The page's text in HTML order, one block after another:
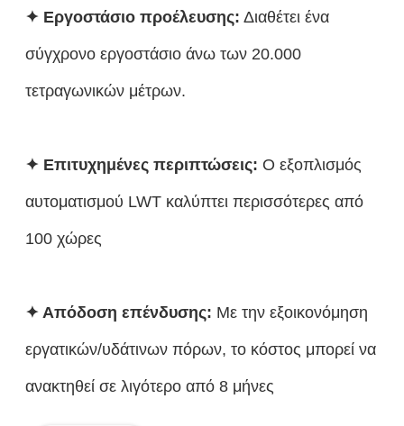
✦ Εργοστάσιο προέλευσης: Διαθέτει ένα
σύγχρονο εργοστάσιο άνω των 20.000
τετραγωνικών μέτρων.
✦ Επιτυχημένες περιπτώσεις: Ο εξοπλισμός
αυτοματισμού LWT καλύπτει περισσότερες από
100 χώρες
✦ Απόδοση επένδυσης: Με την εξοικονόμηση
εργατικών/υδάτινων πόρων, το κόστος μπορεί να
ανακτηθεί σε λιγότερο από 8 μήνες